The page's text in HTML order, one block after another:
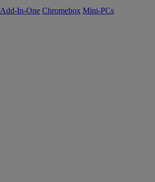
Add-In-One Chromebox Mini-PCs